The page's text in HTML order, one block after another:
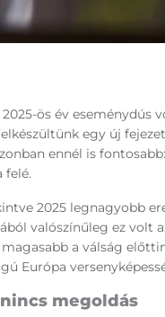
ös év eseménydús
egy új
ennél is
felé.
2025 legnagyobb
valószínűleg ez volt
a válság
Európa
megoldás